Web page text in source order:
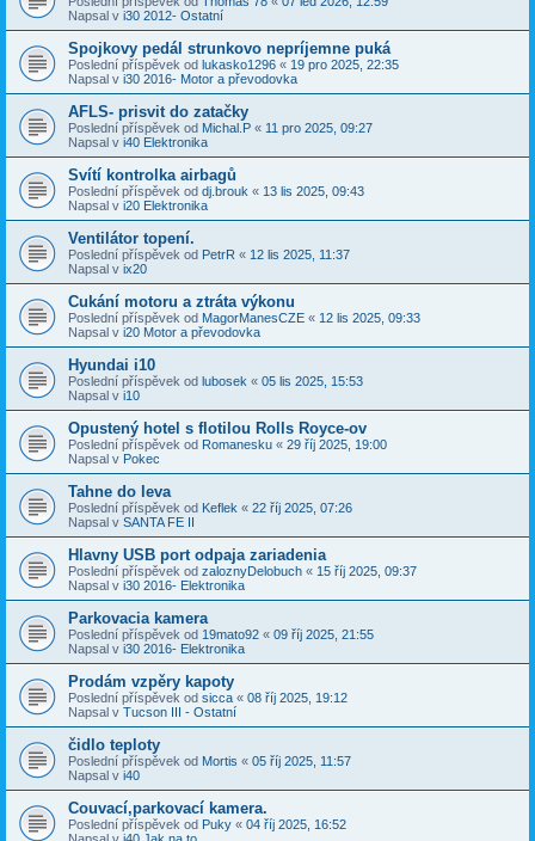
Napsal v i30 2012- Ostatní
Spojkovy pedál strunkovo nepríjemne puká
Poslední příspěvek od lukasko1296 « 19 pro 2025, 22:35
Napsal v i30 2016- Motor a převodovka
AFLS- prisvit do zatačky
Poslední příspěvek od Michal.P « 11 pro 2025, 09:27
Napsal v i40 Elektronika
Svítí kontrolka airbagů
Poslední příspěvek od dj.brouk « 13 lis 2025, 09:43
Napsal v i20 Elektronika
Ventilátor topení.
Poslední příspěvek od PetrR « 12 lis 2025, 11:37
Napsal v ix20
Cukání motoru a ztráta výkonu
Poslední příspěvek od MagorManesCZE « 12 lis 2025, 09:33
Napsal v i20 Motor a převodovka
Hyundai i10
Poslední příspěvek od lubosek « 05 lis 2025, 15:53
Napsal v i10
Opustený hotel s flotilou Rolls Royce-ov
Poslední příspěvek od Romanesku « 29 říj 2025, 19:00
Napsal v Pokec
Tahne do leva
Poslední příspěvek od Keflek « 22 říj 2025, 07:26
Napsal v SANTA FE II
Hlavny USB port odpaja zariadenia
Poslední příspěvek od zaloznyDelobuch « 15 říj 2025, 09:37
Napsal v i30 2016- Elektronika
Parkovacia kamera
Poslední příspěvek od 19mato92 « 09 říj 2025, 21:55
Napsal v i30 2016- Elektronika
Prodám vzpěry kapoty
Poslední příspěvek od sicca « 08 říj 2025, 19:12
Napsal v Tucson III - Ostatní
čidlo teploty
Poslední příspěvek od Mortis « 05 říj 2025, 11:57
Napsal v i40
Couvací,parkovací kamera.
Poslední příspěvek od Puky « 04 říj 2025, 16:52
Napsal v i40 Jak na to